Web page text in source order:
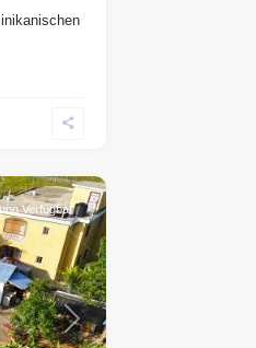
Weiter
Verfügbar